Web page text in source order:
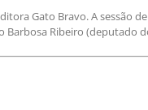
Gato Bravo. A sessão
Barbosa Ribeiro (deputado